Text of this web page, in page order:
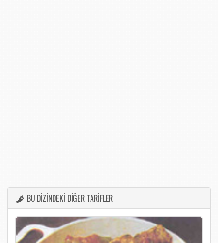
BU DİZİNDEKİ DİĞER TARİFLER